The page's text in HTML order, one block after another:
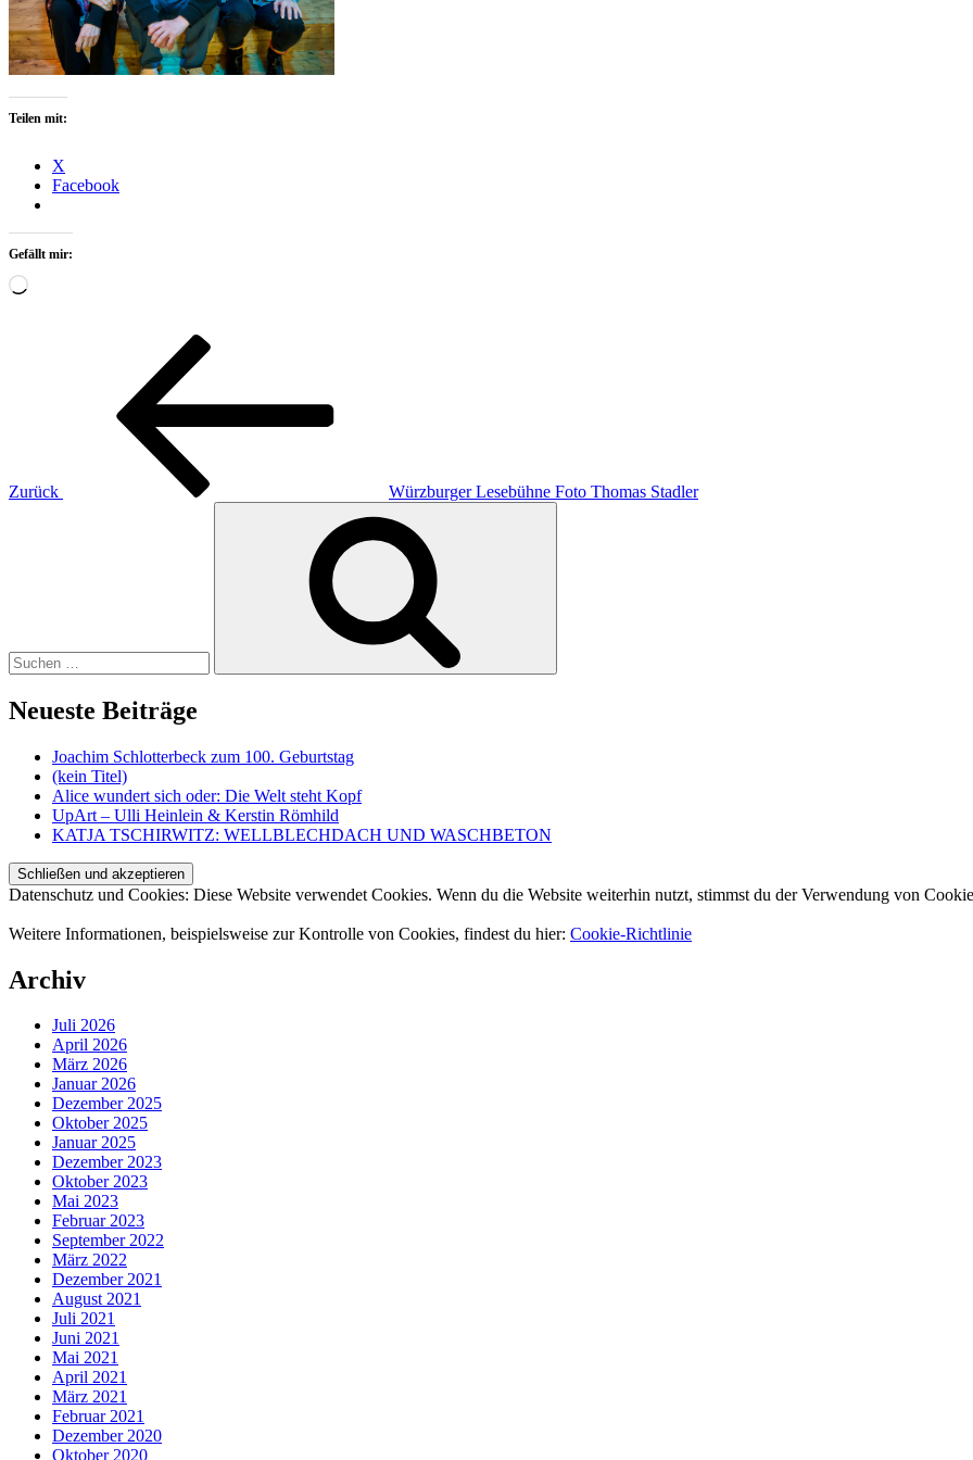
Teilen mit:
X
Facebook
Gefällt mir:
Wird
Beitragsnavigation
Zurück
Würzburger Lesebühne Foto Thomas Stadler
Neueste Beiträge
Joachim Schlotterbeck zum 100. Geburtstag
(kein Titel)
Alice wundert sich oder: Die Welt steht Kopf
UpArt – Ulli Heinlein & Kerstin Römhild
KATJA TSCHIRWITZ: WELLBLECHDACH UND WASCHBETON
Datenschutz und Cookies: Diese Website verwendet Cookies. Wenn du die Website weiterhin nutzt, stimmst du der Verwendung von
Weitere Informationen, beispielsweise zur Kontrolle von Cookies, findest du hier: Cookie-Richtlinie
Archiv
Juli 2026
April 2026
März 2026
Januar 2026
Dezember 2025
Oktober 2025
Januar 2025
Dezember 2023
Oktober 2023
Mai 2023
Februar 2023
September 2022
März 2022
Dezember 2021
August 2021
Juli 2021
Juni 2021
Mai 2021
April 2021
März 2021
Februar 2021
Dezember 2020
Oktober 2020